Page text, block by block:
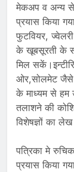
मेकअप व अन्य से
प्रयास किया
फुटवियर,
के खूबसूरती के
मिल
ओर,सोलमेट जैसे
के माध्यम से हम
तलाशने की
विशेषज्ञों का
पत्रिका मे
प्रयास किया